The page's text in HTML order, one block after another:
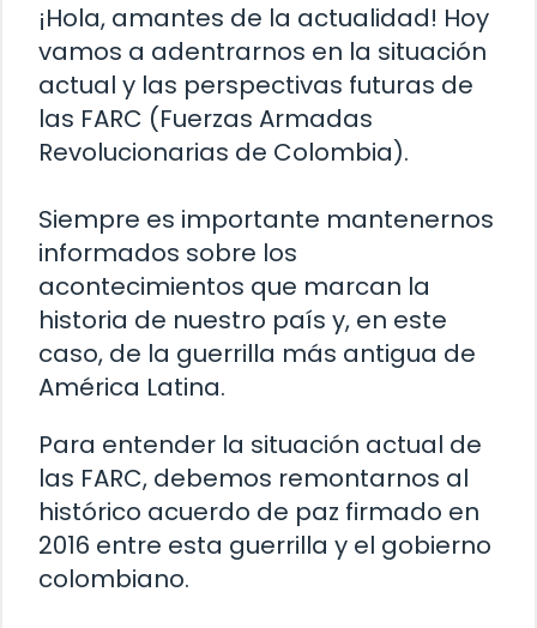
¡Hola, amantes de la actualidad! Hoy
vamos a adentrarnos en la situación
actual y las perspectivas futuras de
las FARC (Fuerzas Armadas
Revolucionarias de Colombia).
Siempre es importante mantenernos
informados sobre los
acontecimientos que marcan la
historia de nuestro país y, en este
caso, de la guerrilla más antigua de
América Latina.
Para entender la situación actual de
las FARC, debemos remontarnos al
histórico acuerdo de paz firmado en
2016 entre esta guerrilla y el gobierno
colombiano.